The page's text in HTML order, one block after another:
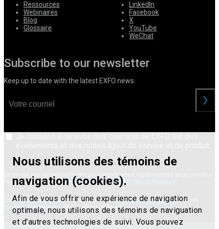
Nous utilisons des témoins de
navigation (cookies).
Afin de vous offrir une expérience de navigation
optimale, nous utilisons des témoins de naviguation
et d’autres technologies de suivi. Vous pouvez
Ressources
Webinaires
Blog
Glossaire
LinkedIn
Facebook
X
YouTube
WeChat
Subscribe to our newsletter
Keep up to date with the latest EXFO news.
En livrant vos renseignements personnels, vous reconnaissez avoir compris
l’avis d’EXFO sur la confidentialité des données des utilisateurs
Ce site est protégé par reCAPTCHA et les règles de confidentialitéet les
modalités de service de Google s’appliquent.